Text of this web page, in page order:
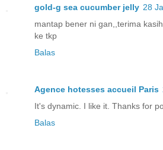
gold-g sea cucumber jelly 28
mantap bener ni gan,,terima
ke tkp
Balas
Agence hotesses accueil Paris
It's dynamic. I like it. Thanks for
Balas